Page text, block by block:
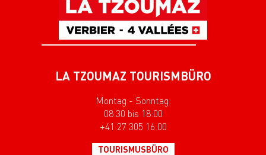
LA TZOUMAZ TOURISMBÜRO
Montag - Sonntag:
08:30 bis 18:00
+41 27 305 16 00
TOURISMUSBÜRO